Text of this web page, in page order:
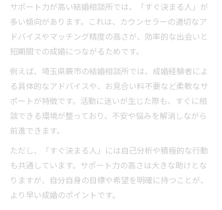
埼玉県蕨市で女性が選ぶ相談所事情
結婚相談所で女性が重視するサポート力の
実態
女性がすぐ決まる人になるための相談所選
び
蕨市で女性に評判の結婚相談所の特徴とは
婚活女性が求めるサポート力の相談所選び
方
すぐ決まる人を目指す女性の相談所活用法
成婚へ導く女性向けカウンセラー活用法
女性が結婚相談所で成婚するためのサポー
ト活用術
すぐ決まる人に学ぶカウンセラーとの関わ
サポート力が高い結婚相談所では、「すぐ決まる人」が
多い傾向があります。これは、カウンセラーの適切なア
ドバイスやマッチング精度の高さが、効率的な出会いと
短期間での成婚につながるためです。
例えば、埼玉県蕨市の結婚相談所では、成婚経験者によ
る具体的なアドバイスや、お見合い料不要など柔軟なサ
ポートが特徴です。活動に迷いが生じた際も、すぐに相
談できる環境が整っており、不安や悩みを解消しながら
前進できます。
ただし、「すぐ決まる人」には自己分析や積極的な行動
も共通しています。サポート力の高さは大きな助けとな
りますが、自分自身の目標や希望を明確に持つことが、
より早い成婚のポイントです。